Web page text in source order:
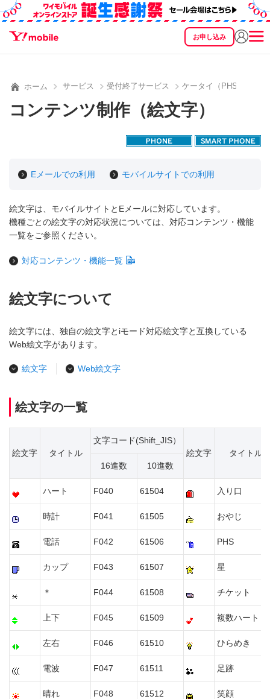
お申し込み
SEARCH
ホーム サービス 受付終了サービス ケータイ（PHS）用公
コンテンツ制作（絵文字）
Eメールでの利用 モバイルサイトでの利用
絵文字は、モバイルサイトとEメールに対応しています。
機種ごとの絵文字の対応状況については、対応コンテンツ・機能
一覧をご参照ください。
対応コンテンツ・機能一覧
絵文字について
絵文字には、独自の絵文字とiモード対応絵文字と互換している
Web絵文字があります。
絵文字 Web絵文字
絵文字の一覧
絵文字 タイトル
文字コード(Shift_JIS）
絵文字
タイトル
16進数
10進数
ハート F040 61504 入り口
時計 F041 61505 おやじ
電話 F042 61506 PHS
カップ F043 61507 星
＊ F044 61508 チケット
上下 F045 61509 複数ハート
左右 F046 61510 ひらめき
電波 F047 61511 足跡
晴れ F048 61512 笑顔